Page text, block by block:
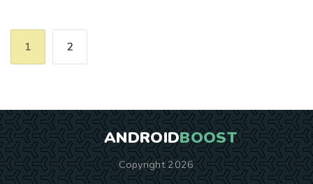
1 2
ANDROIDBOOST
Copyright 2026